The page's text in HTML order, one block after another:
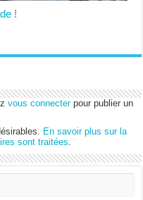
!
vous connecterpour publier un
En savoir plus sur la
sont traitées